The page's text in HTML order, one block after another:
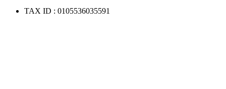
TAX ID : 0105536035591